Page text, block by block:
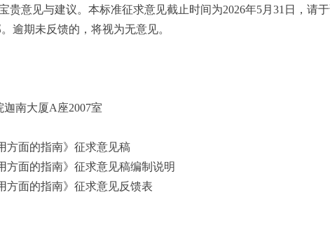
贵意见与建议。本标准征求意见截止时间为2026年5月31日，请
逾期未反馈的，将视为无意见。
南大厦A座2007室
方面的指南》征求意见稿
方面的指南》征求意见稿编制说明
方面的指南》征求意见反馈表